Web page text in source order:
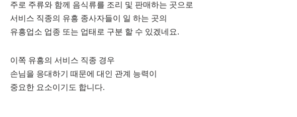
주로 주류와 함께 음식류를 조리 및 판매하는 곳으로
서비스 직종의 유흥 종사자들이 일 하는 곳의
유흥업소 업종 또는 업태로 구분 할 수 있겠네요.
이쪽 유흥의 서비스 직종 경우
손님을 응대하기 때문에 대인 관계 능력이
중요한 요소이기도 합니다.